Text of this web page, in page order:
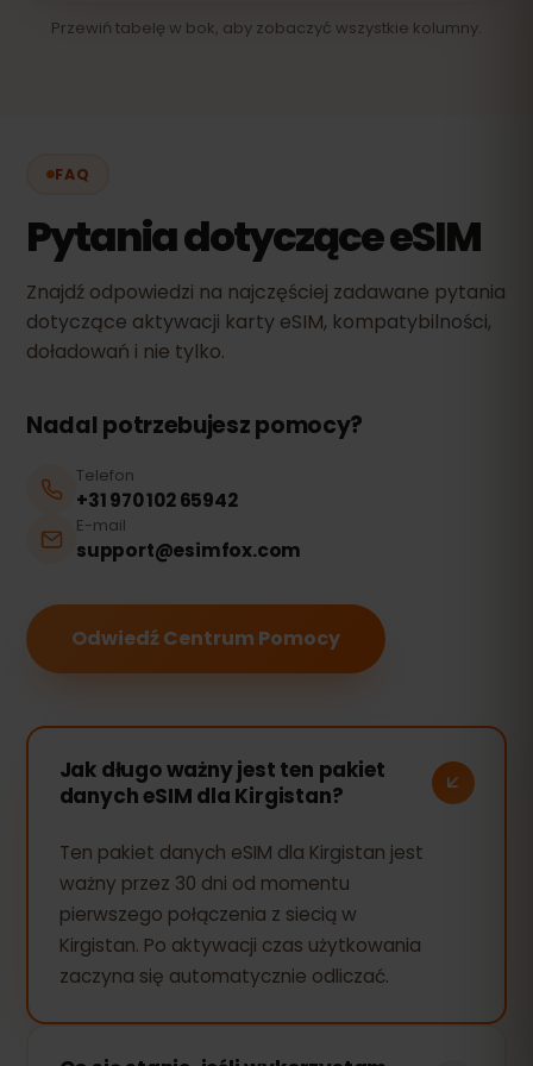
Przewiń tabelę w bok, aby zobaczyć wszystkie kolumny.
FAQ
Pytania dotyczące eSIM
Znajdź odpowiedzi na najczęściej zadawane pytania
dotyczące aktywacji karty eSIM, kompatybilności,
doładowań i nie tylko.
Nadal potrzebujesz pomocy?
Telefon
+31 970 102 65942
E-mail
support@esimfox.com
Odwiedź Centrum Pomocy
Jak długo ważny jest ten pakiet
danych eSIM dla Kirgistan?
Ten pakiet danych eSIM dla Kirgistan jest
ważny przez 30 dni od momentu
pierwszego połączenia z siecią w
Kirgistan. Po aktywacji czas użytkowania
zaczyna się automatycznie odliczać.